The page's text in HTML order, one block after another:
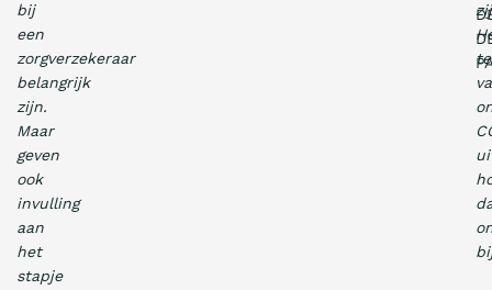
bij
een
zorgverzekeraar
belangrijk
zijn.
Maar
geven
ook
invulling
aan
het
stapje